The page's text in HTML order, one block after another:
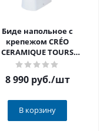
Биде напольное с
крепежом CRÉO
CERAMIQUE TOURS
TO2000N( (HDB201NB)
8 990 руб./шт
В корзину